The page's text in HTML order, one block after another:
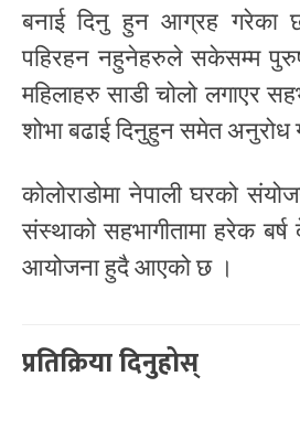
बनाई दिनु हुन आग्रह गरेका
पहिरहन नहुनेहरुले सकेसम्म
महिलाहरु साडी चोलो लगाएर
शोभा बढाई दिनुहुन समेत अनुरोध
कोलोराडोमा नेपाली घरको
संस्थाको सहभागीतामा हरेक
आयोजना हुदै आएको छ ।
प्रतिक्रिया दिनुहोस्